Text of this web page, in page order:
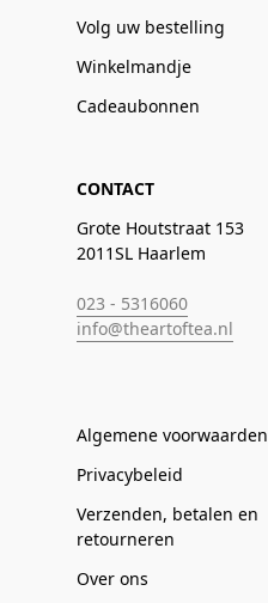
Volg uw bestelling
Winkelmandje
Cadeaubonnen
CONTACT
Grote Houtstraat 153
2011SL Haarlem
023 - 5316060
info@theartoftea.nl
Algemene voorwaarden
Privacybeleid
Verzenden, betalen en
retourneren
Over ons